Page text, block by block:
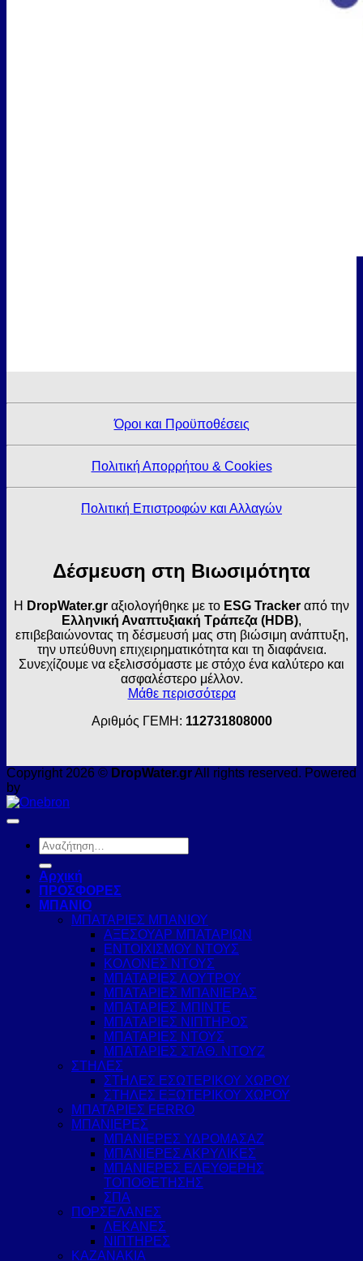
Όροι και Προϋποθέσεις
Πολιτική Απορρήτου & Cookies
Πολιτική Επιστροφών και Αλλαγών
Δέσμευση στη Βιωσιμότητα
Η DropWater.gr αξιολογήθηκε με το ESG Tracker από την
Ελληνική Αναπτυξιακή Τράπεζα (HDB),
επιβεβαιώνοντας τη δέσμευσή μας στη βιώσιμη ανάπτυξη,
την υπεύθυνη επιχειρηματικότητα και τη διαφάνεια.
Συνεχίζουμε να εξελισσόμαστε με στόχο ένα καλύτερο και
ασφαλέστερο μέλλον.
Μάθε περισσότερα
Αριθμός ΓΕΜΗ: 112731808000
Copyright 2026 © DropWater.grAll rights reserved. Powered
by
Αναζήτηση
για:
Αρχική
ΠΡΟΣΦΟΡΕΣ
ΜΠΑΝΙΟ
ΜΠΑΤΑΡΙΕΣ ΜΠΑΝΙΟΥ
ΑΞΕΣΟΥΑΡ ΜΠΑΤΑΡΙΩΝ
ΕΝΤΟΙΧΙΣΜΟΥ ΝΤΟΥΣ
ΚΟΛΟΝΕΣ ΝΤΟΥΣ
ΜΠΑΤΑΡΙΕΣ ΛΟΥΤΡΟΥ
ΜΠΑΤΑΡΙΕΣ ΜΠΑΝΙΕΡΑΣ
ΜΠΑΤΑΡΙΕΣ ΜΠΙΝΤΕ
ΜΠΑΤΑΡΙΕΣ ΝΙΠΤΗΡΟΣ
ΜΠΑΤΑΡΙΕΣ ΝΤΟΥΣ
ΜΠΑΤΑΡΙΕΣ ΣΤΑΘ. ΝΤΟΥΖ
ΣΤΗΛΕΣ
ΣΤΗΛΕΣ ΕΣΩΤΕΡΙΚΟΥ ΧΩΡΟΥ
ΣΤΗΛΕΣ ΕΞΩΤΕΡΙΚΟΥ ΧΩΡΟΥ
ΜΠΑΤΑΡΙΕΣ FERRO
ΜΠΑΝΙΕΡΕΣ
ΜΠΑΝΙΕΡΕΣ ΥΔΡΟΜΑΣΑΖ
ΜΠΑΝΙΕΡΕΣ ΑΚΡΥΛΙΚΕΣ
ΜΠΑΝΙΕΡΕΣ ΕΛΕΥΘΕΡΗΣ
ΤΟΠΟΘΕΤΗΣΗΣ
ΣΠΑ
ΠΟΡΣΕΛΑΝΕΣ
ΛΕΚΑΝΕΣ
ΝΙΠΤΗΡΕΣ
ΚΑΖΑΝΑΚΙΑ